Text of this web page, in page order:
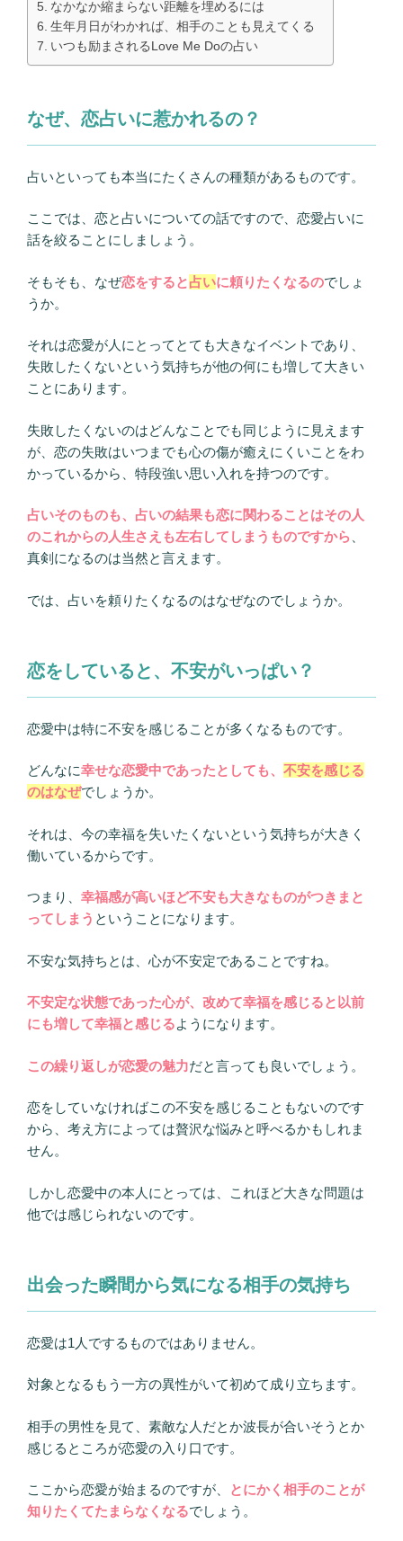
なかなか縮まらない距離を埋めるには
生年月日がわかれば、相手のことも見えてくる
いつも励まされるLove Me Doの占い
なぜ、恋占いに惹かれるの？
占いといっても本当にたくさんの種類があるものです。
ここでは、恋と占いについての話ですので、恋愛占いに
話を絞ることにしましょう。
そもそも、なぜ恋をすると占いに頼りたくなるのでしょ
うか。
それは恋愛が人にとってとても大きなイベントであり、
失敗したくないという気持ちが他の何にも増して大きい
ことにあります。
失敗したくないのはどんなことでも同じように見えます
が、恋の失敗はいつまでも心の傷が癒えにくいことをわ
かっているから、特段強い思い入れを持つのです。
占いそのものも、占いの結果も恋に関わることはその人
のこれからの人生さえも左右してしまうものですから
真剣になるのは当然と言えます。
では、占いを頼りたくなるのはなぜなのでしょうか。
恋をしていると、不安がいっぱい？
恋愛中は特に不安を感じることが多くなるものです。
どんなに幸せな恋愛中であったとしても、 不安を感じる
のはなぜでしょうか。
それは、今の幸福を失いたくないという気持ちが大きく
働いているからです。
つまり、 幸福感が高いほど不安も大きなものがつきまと
ってしまう ということになります。
不安な気持ちとは、心が不安定であることですね。
不安定な状態であった心が、改めて幸福を感じると以前
にも増して幸福と感じるようになります。
この繰り返しが恋愛の魅力だと言っても良いでしょう。
恋をしていなければこの不安を感じることもないのです
から、考え方によっては贅沢な悩みと呼べるかもしれま
せん。
しかし恋愛中の本人にとっては、これほど大きな問題は
他では感じられないのです。
出会った瞬間から気になる相手の気持ち
恋愛は1人でするものではありません。
対象となるもう一方の異性がいて初めて成り立ちます。
相手の男性を見て、素敵な人だとか波長が合いそうとか
感じるところが恋愛の入り口です。
ここから恋愛が始まるのですが、
とにかく相手のことが
知りたくてたまらなくなるでしょう。